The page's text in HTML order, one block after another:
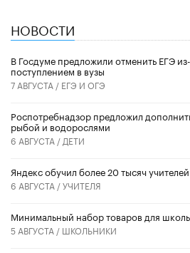
НОВОСТИ
В Госдуме предложили отменить ЕГЭ
поступлением в вузы
7 АВГУСТА / ЕГЭ И ОГЭ
Роспотребнадзор предложил
рыбой и водорослями
6 АВГУСТА / ДЕТИ
​Яндекс обучил более 20 тысяч
6 АВГУСТА /УЧИТЕЛЯ
Минимальный набор товаров для
5 АВГУСТА / ШКОЛЬНИКИ